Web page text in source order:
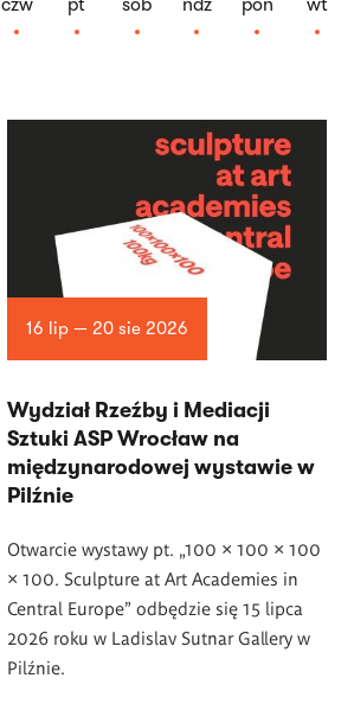
czw
pt
sob
ndz
pon
wt
16 lip — 20 sie 2026
Wydział Rzeźby i Mediacji
Sztuki ASP Wrocław na
międzynarodowej wystawie w
Pilźnie
Otwarcie wystawy pt. „100 × 100 × 100
× 100. Sculpture at Art Academies in
Central Europe” odbędzie się 15 lipca
2026 roku w Ladislav Sutnar Gallery w
Pilźnie.